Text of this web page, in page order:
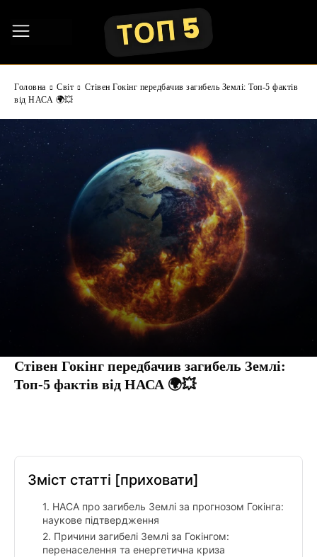
Головна Світ
Стівен Гокінг передбачив загибель Землі: Топ-5 фактів
від НАСА 🌍💥
Стівен Гокінг передбачив загибель Землі:
Топ-5 фактів від НАСА 🌍💥
Зміст статті [приховати]
1. НАСА про загибель Землі за прогнозом Гокінга:
наукове підтвердження
2. Причини загибелі Землі за Гокінгом:
перенаселення та енергетична криза